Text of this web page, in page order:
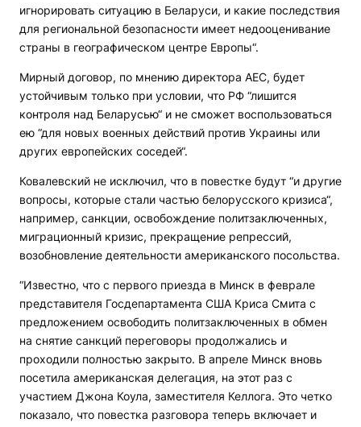
игнорировать ситуацию в Беларуси, и какие последствия
для региональной безопасности имеет недооценивание
страны в географическом центре Европы“.
Мирный договор, по мнению директора АЕС, будет
устойчивым только при условии, что РФ “лишится
контроля над Беларусью“ и не сможет воспользоваться
ею “для новых военных действий против Украины или
других европейских соседей“.
Ковалевский не исключил, что в повестке будут “и другие
вопросы, которые стали частью белорусского кризиса“,
например, санкции, освобождение политзаключенных,
миграционный кризис, прекращение репрессий,
возобновление деятельности американского посольства.
“Известно, что с первого приезда в Минск в феврале
представителя Госдепартамента США Криса Смита с
предложением освободить политзаключенных в обмен
на снятие санкций переговоры продолжались и
проходили полностью закрыто. В апреле Минск вновь
посетила американская делегация, на этот раз с
участием Джона Коула, заместителя Келлога. Это четко
показало, что повестка разговора теперь включает и